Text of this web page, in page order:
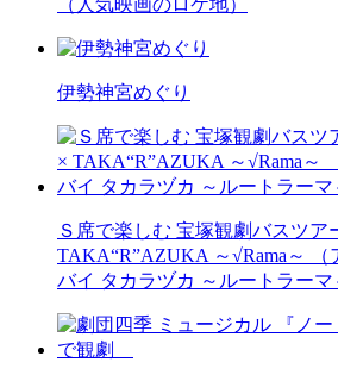
伊勢神宮めぐり
Ｓ席で楽しむ 宝塚観劇バスツ
TAKA“R”AZUKA ～√Rama～
バイ タカラヅカ ～ルートラーマ